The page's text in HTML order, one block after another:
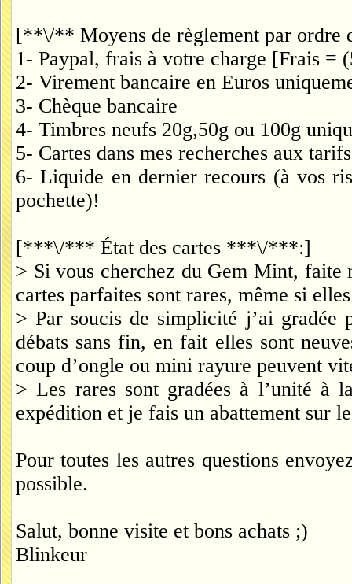
[**\/** Moyens de règlement par
1- Paypal, frais à votre charge [Frais
2- Virement bancaire en Euros
3- Chèque bancaire
4- Timbres neufs 20g,50g ou 100g
5- Cartes dans mes recherches aux
6- Liquide en dernier recours (à vos
pochette)!
[***\/*** État des cartes ***\/***:]
> Si vous cherchez du Gem Mint, faite
cartes parfaites sont rares, même si
> Par soucis de simplicité j’ai gradée
débats sans fin, en fait elles sont
coup d’ongle ou mini rayure peuvent
> Les rares sont gradées à l’unité à
expédition et je fais un abattement sur
Pour toutes les autres questions
possible.
Salut, bonne visite et bons achats ;)
Blinkeur